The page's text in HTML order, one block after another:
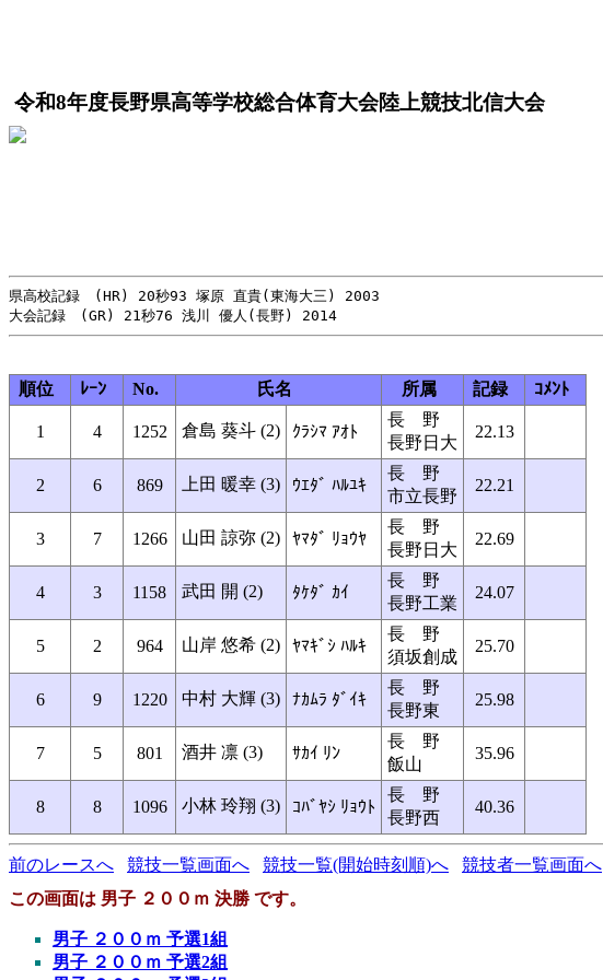
令和8年度長野県高等学校総合体育大会陸上競技北信大会
県高校記録　(HR) 20秒93 塚原 直貴(東海大三) 2003
順位
ﾚｰﾝ No. 氏名 所属 記録 ｺﾒﾝﾄ
1 4 1252 倉島 葵斗 (2) ｸﾗｼﾏ ｱｵﾄ
長 野
長野日大
22.13
2 6 869 上田 暖幸 (3) ｳｴﾀﾞ ﾊﾙﾕｷ
長 野
市立長野
22.21
3 7 1266 山田 諒弥 (2) ﾔﾏﾀﾞ ﾘｮｳﾔ
長 野
長野日大
22.69
4 3 1158 武田 開 (2) ﾀｹﾀﾞ ｶｲ
長 野
長野工業
24.07
5 2 964 山岸 悠希 (2) ﾔﾏｷﾞｼ ﾊﾙｷ
長 野
須坂創成
25.70
6 9 1220 中村 大輝 (3) ﾅｶﾑﾗ ﾀﾞｲｷ
長 野
長野東
25.98
7 5 801 酒井 凛 (3) ｻｶｲ ﾘﾝ
長 野
飯山
35.96
8 8 1096 小林 玲翔 (3) ｺﾊﾞﾔｼ ﾘｮｳﾄ
長 野
長野西
40.36
前のレースへ 競技一覧画面へ 競技一覧(開始時刻順)へ 競技者一覧画面へ
この画面は 男子 ２００ｍ 決勝 です。
男子 ２００ｍ 予選1組
男子 ２００ｍ 予選2組